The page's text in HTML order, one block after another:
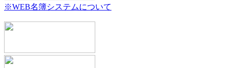
※WEB名簿システムについて